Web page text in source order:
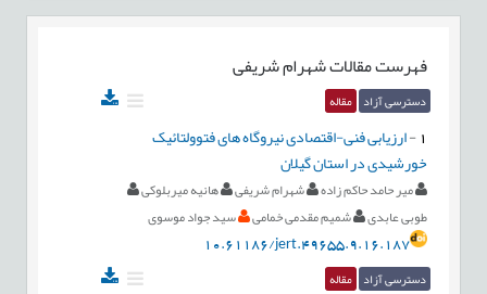
فهرست مقالاتشهرام شریفی
دسترسی آزاد مقاله
-ارزیابی فنی-اقتصادی نیروگاه های فتوولتائیک
خورشیدی در استان گیلان
میر حامد حاکم زاده شهرام شریفی
هانیه میربلوکی
طوبی عابدی
شمیم مقدمی خمامی سید جواد موسوی
10.61186/jert.49655.9.16.187
دسترسی آزاد مقاله